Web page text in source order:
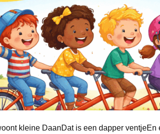
kleine DaanDat is een dapper